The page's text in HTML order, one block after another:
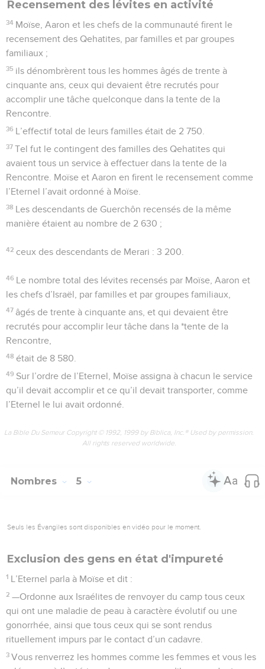
Recensement des lévites en activité
34 Moïse, Aaron et les chefs de la communauté firent le
recensement des Qehatites, par familles et par groupes
familiaux ;
35 ils dénombrèrent tous les hommes âgés de trente à
cinquante ans, ceux qui devaient être recrutés pour
accomplir une tâche quelconque dans la tente de la
Rencontre.
36 L’effectif total de leurs familles était de 2 750.
37 Tel fut le contingent des familles des Qehatites qui
avaient tous un service à effectuer dans la tente de la
Rencontre. Moïse et Aaron en firent le recensement comme
l’Eternel l’avait ordonné à Moïse.
38 Les descendants de Guerchôn recensés de la même
manière étaient au nombre de 2 630 ;
42 ceux des descendants de Merari : 3 200.
46 Le nombre total des lévites recensés par Moïse, Aaron et
les chefs d’Israël, par familles et par groupes familiaux,
47 âgés de trente à cinquante ans, et qui devaient être
recrutés pour accomplir leur tâche dans la *tente de la
Rencontre,
48 était de 8 580.
49 Sur l’ordre de l’Eternel, Moïse assigna à chacun le service
qu’il devait accomplir et ce qu’il devait transporter, comme
l’Eternel le lui avait ordonné.
La Bible Du Semeur Copyright © 1992, 1999 by Biblica, Inc.® Used by permission.
All rights reserved worldwide.
Nombres 5
Seuls les Évangiles sont disponibles en vidéo pour le moment.
Exclusion des gens en état d'impureté
1 L’Eternel parla à Moïse et dit :
2 —Ordonne aux Israélites de renvoyer du camp tous ceux
qui ont une maladie de peau à caractère évolutif ou une
gonorrhée, ainsi que tous ceux qui se sont rendus
rituellement impurs par le contact d’un cadavre.
3 Vous renverrez les hommes comme les femmes et vous les